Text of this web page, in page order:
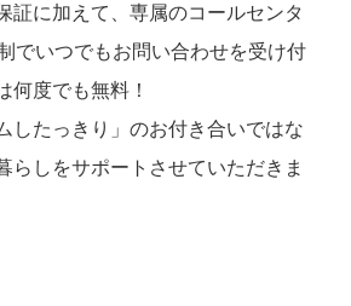
証に加えて、専属のコールセンタ
でいつでもお問い合わせを受け付
何度でも無料！
したっきり」のお付き合いではな
らしをサポートさせていただきま